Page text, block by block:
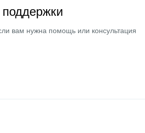
вам нужна помощь или консультация